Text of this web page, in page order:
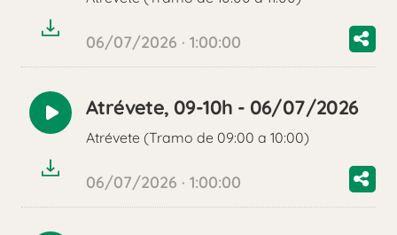
06/07/2026 · 1:00:00
Reproducir
audio
Atrévete, 09-10h - 06/07/2026
Atrévete (Tramo de 09:00 a 10:00)
06/07/2026 · 1:00:00